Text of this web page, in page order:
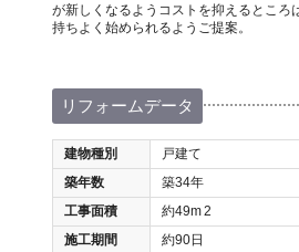
が新しくなるようコストを抑えるところ
持ちよく始められるようご提案。
リフォームデータ
建物種別
戸建て
築年数
築34年
工事面積
約49m2
施工期間
約90日